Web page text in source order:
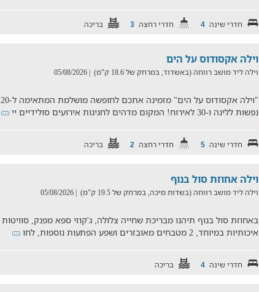
חדרי שינה 4 חדרי רחצה 3 בריכה
וילה אקסודוס על הים
וילה ליד מושב רווחה (באשדוד, במרחק של 18.6 ק"מ) | 05/08/2026
"וילה אקסודוס על הים" מזמינה אתכם לחופשה מושלמת המתאימה ל-20
נפשות ללינה ו-30 לאירוח! המקום מדהים לחגיגות אירועים סולידיים יי
חדרי שינה 5 חדרי רחצה 2 בריכה
וילה אחוזת סול בנוף
וילה ליד מושב רווחה (בשדות מיכה, במרחק של 19.5 ק"מ) | 05/08/2026
באחוזת סול בנוף תיהנו מבריכת שחייה צלולה, ג'קוזי ספא מפנק, סוויטות
איכותיות במיוחד, 2 מטבחים מאובזרים ושפע הפתעות נוספות, לחו
חדרי שינה 4 בריכה